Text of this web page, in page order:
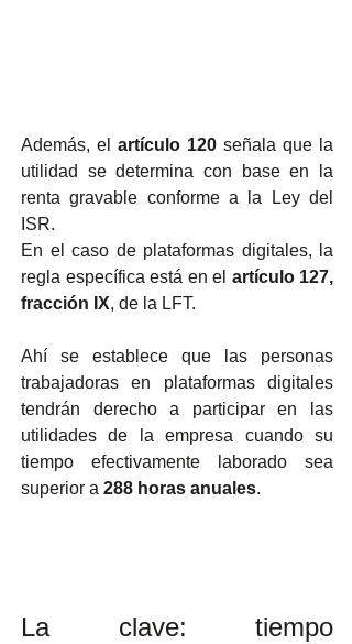
Además, el artículo 120 señala que la
utilidad se determina con base en la
renta gravable conforme a la Ley del
ISR.
En el caso de plataformas digitales, la
regla específica está en el artículo 127,
fracción IX, de la LFT.
Ahí se establece que las personas
trabajadoras en plataformas digitales
tendrán derecho a participar en las
utilidades de la empresa cuando su
tiempo efectivamente laborado sea
superior a 288 horas anuales.
La clave: tiempo